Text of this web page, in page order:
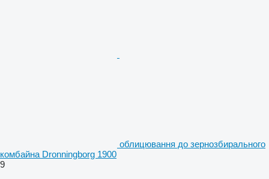
облицювання до зернозбирального
комбайна Dronningborg 1900
9